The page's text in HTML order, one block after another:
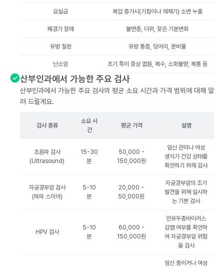
요실금 복압 증가시(기침이나 재채기) 소변 누출
폐경기 장애 불면증, 더위, 잦은 기분변화
유방 질환 유방 통증, 덩어리, 분비물
난소암 초기 특이 증상 없음, 복수, 소화불량, 복통 등
산부인과에서 가능한 주요 검사
산부인과에서 가능한 주요 검사의 평균 소요 시간과 가격 범위에 대해 알
려 드릴게요.
검사 종류
소요 시
간
평균 가격 설명
초음파 검사
(Ultrasound)
15-30
분
50,000 -
150,000원
임신 관리나 여성
생식기 건강 상태를
확인하기 위해 검사
자궁경부암 검사
(파파 스미어)
5-10
분
20,000 -
50,000원
자궁경부암의 조기
발견을 위해 실시하
는 기본 검사
HPV 검사
5-10
분
60,000 -
150,000원
인유두종바이러스
감염 여부를 확인하
여 자궁경부암 위험
을 검사
임신 중이거나 여성